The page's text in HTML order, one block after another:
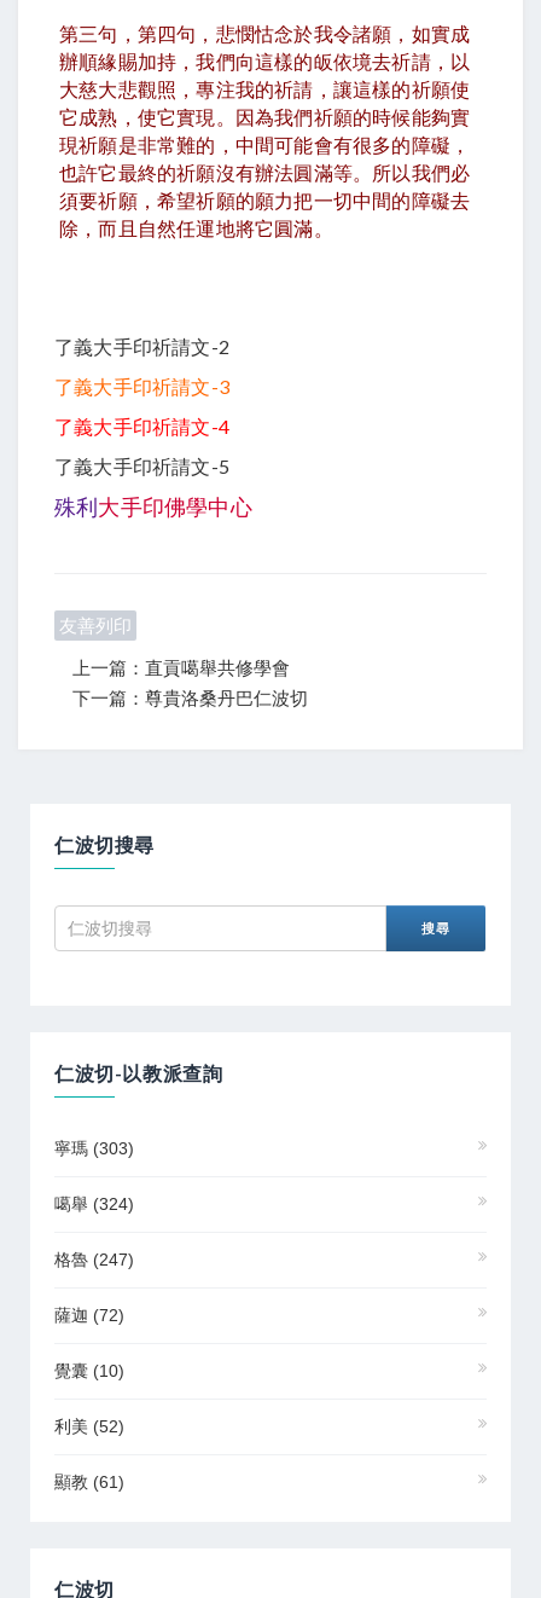
第三句，第四句，悲憫怙念於我令諸願，如實成
辦順緣賜加持，我們向這樣的皈依境去祈請，以
大慈大悲觀照，專注我的祈請，讓這樣的祈願使
它成熟，使它實現。因為我們祈願的時候能夠實
現祈願是非常難的，中間可能會有很多的障礙，
也許它最終的祈願沒有辦法圓滿等。所以我們必
須要祈願，希望祈願的願力把一切中間的障礙去
除，而且自然任運地將它圓滿。
了義大手印祈請文-2
了義大手印祈請文-3
了義大手印祈請文-4
了義大手印祈請文-5
殊利大手印佛學中心
友善列印
上一篇：直貢噶舉共修學會
下一篇：尊貴洛桑丹巴仁波切
仁波切搜尋
仁波切-以教派查詢
寧瑪 (303)
噶舉 (324)
格魯 (247)
薩迦 (72)
覺囊 (10)
利美 (52)
顯教 (61)
仁波切